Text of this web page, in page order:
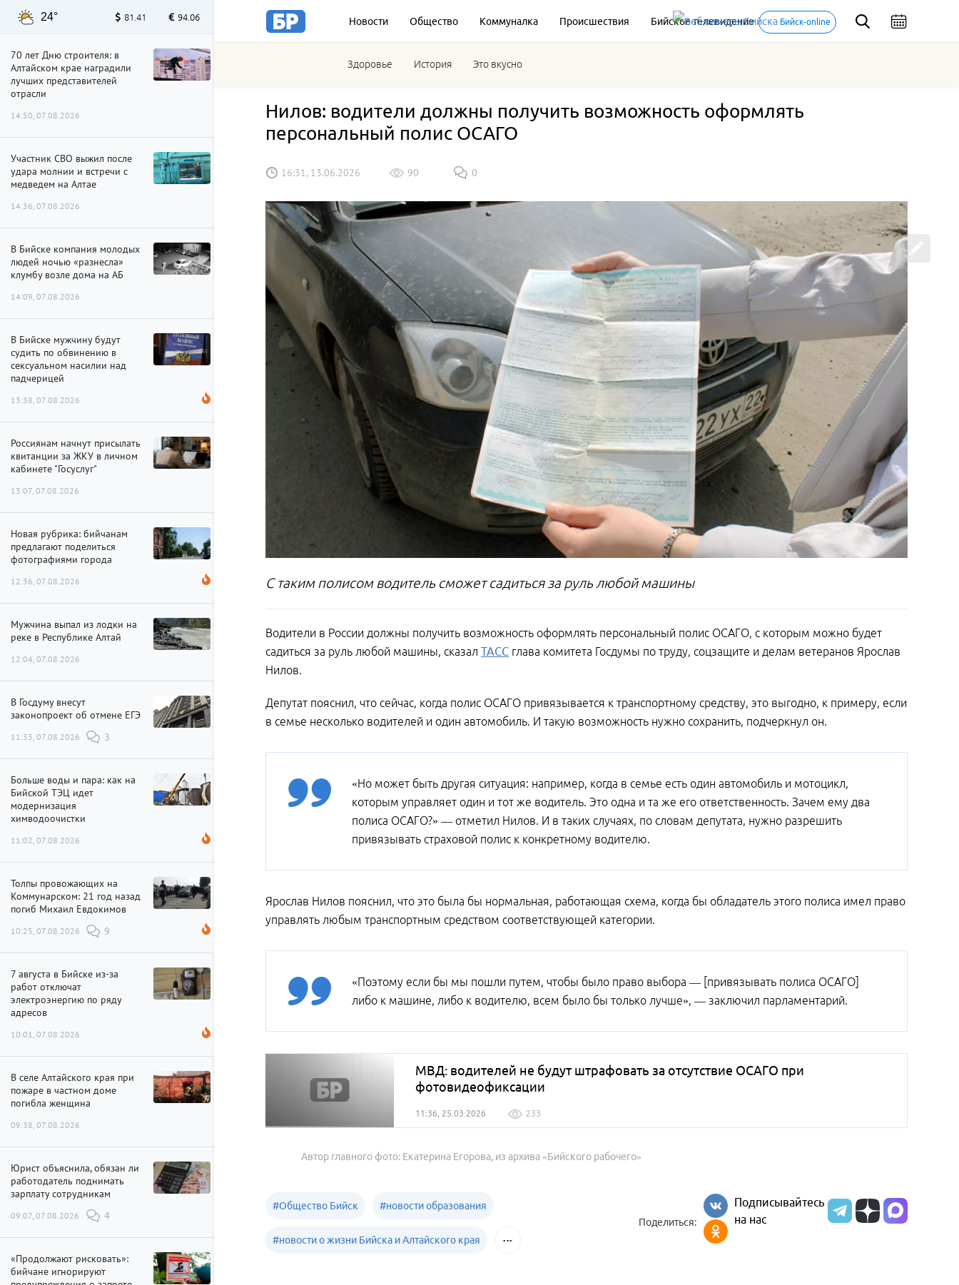
Новости Общество Коммуналка Происшествия Бийское телевидение Бийск-online
Здоровье История Это вкусно
24° 81.41 94.06
70 лет Дню строителя: в
Алтайском крае наградили
лучших представителей
отрасли
14:50, 07.08.2026
Участник СВО выжил после
удара молнии и встречи с
медведем на Алтае
14:36, 07.08.2026
В Бийске компания молодых
людей ночью «разнесла»
клумбу возле дома на АБ
14:09, 07.08.2026
В Бийске мужчину будут
судить по обвинению в
сексуальном насилии над
падчерицей
13:38, 07.08.2026
Россиянам начнут присылать
квитанции за ЖКУ в личном
кабинете "Госуслуг"
13:07, 07.08.2026
Новая рубрика: бийчанам
предлагают поделиться
фотографиями города
12:36, 07.08.2026
Мужчина выпал из лодки на
реке в Республике Алтай
12:04, 07.08.2026
В Госдуму внесут
законопроект об отмене ЕГЭ
11:33, 07.08.2026 3
Больше воды и пара: как на
Бийской ТЭЦ идет
модернизация
химводоочистки
11:02, 07.08.2026
Толпы провожающих на
Коммунарском: 21 год назад
погиб Михаил Евдокимов
10:25, 07.08.2026 9
7 августа в Бийске из-за
работ отключат
электроэнергию по ряду
адресов
10:01, 07.08.2026
В селе Алтайского края при
пожаре в частном доме
погибла женщина
09:38, 07.08.2026
Юрист объяснила, обязан ли
работодатель поднимать
зарплату сотрудникам
09:07, 07.08.2026 4
«Продолжают рисковать»:
бийчане игнорируют
Нилов: водители должны получить возможность оформлять
персональный полис ОСАГО
16:31, 13.06.2026 90 0
С таким полисом водитель сможет садиться за руль любой машины
Водители в России должны получить возможность оформлять персональный полис ОСАГО, с которым можно будет
садиться за руль любой машины, сказал ТАСС глава комитета Госдумы по труду, соцзащите и делам ветеранов Ярослав
Нилов.
Депутат пояснил, что сейчас, когда полис ОСАГО привязывается к транспортному средству, это выгодно, к примеру, если
в семье несколько водителей и один автомобиль. И такую возможность нужно сохранить, подчеркнул он.
«Но может быть другая ситуация: например, когда в семье есть один автомобиль и мотоцикл,
которым управляет один и тот же водитель. Это одна и та же его ответственность. Зачем ему два
полиса ОСАГО?» — отметил Нилов. И в таких случаях, по словам депутата, нужно разрешить
привязывать страховой полис к конкретному водителю.
Ярослав Нилов пояснил, что это была бы нормальная, работающая схема, когда бы обладатель этого полиса имел право
управлять любым транспортным средством соответствующей категории.
«Поэтому если бы мы пошли путем, чтобы было право выбора — [привязывать полиса ОСАГО]
либо к машине, либо к водителю, всем было бы только лучше», — заключил парламентарий.
МВД: водителей не будут штрафовать за отсутствие ОСАГО при
фотовидеофиксации
11:36, 25.03.2026 233
Автор главного фото: Екатерина Егорова, из архива «Бийского рабочего»
#Общество Бийск #новости образования
#новости о жизни Бийска и Алтайского края
Поделиться:
Подписывайтесь
на нас